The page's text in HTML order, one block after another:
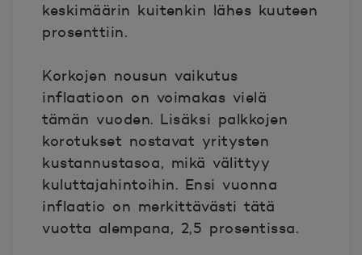
keskimäärin kuitenkin lähes kuuteen
prosenttiin.
Korkojen nousun vaikutus
inflaatioon on voimakas vielä
tämän vuoden. Lisäksi palkkojen
korotukset nostavat yritysten
kustannustasoa, mikä välittyy
kuluttajahintoihin. Ensi vuonna
inflaatio on merkittävästi tätä
vuotta alempana, 2,5 prosentissa.